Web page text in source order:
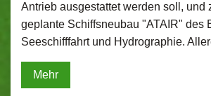
Antrieb ausgestattet werden soll, und
geplante Schiffsneubau "ATAIR" des
Seeschifffahrt und Hydrographie.
Mehr